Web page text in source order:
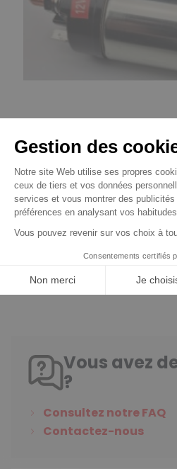
Contacteurs / Solénoïdes
Solenoide remplace
0331302047 /
39,90 €
Vous avez
?
Consultez notre FAQ
Contactez-nous